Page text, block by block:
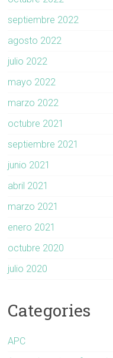
septiembre 2022
agosto 2022
julio 2022
mayo 2022
marzo 2022
octubre 2021
septiembre 2021
junio 2021
abril 2021
marzo 2021
enero 2021
octubre 2020
julio 2020
Categories
APC